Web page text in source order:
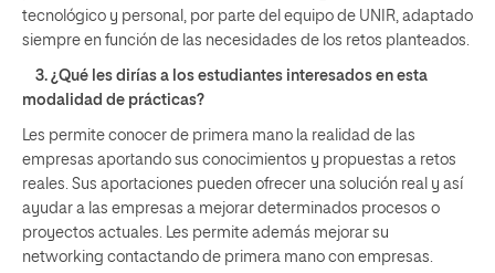
tecnológico y personal, por parte del equipo de UNIR, adaptado
siempre en función de las necesidades de los retos planteados.
3. ¿Qué les dirías a los estudiantes interesados en esta
modalidad de prácticas?
Les permite conocer de primera mano la realidad de las
empresas aportando sus conocimientos y propuestas a retos
reales. Sus aportaciones pueden ofrecer una solución real y así
ayudar a las empresas a mejorar determinados procesos o
proyectos actuales. Les permite además mejorar su
networking contactando de primera mano con empresas.